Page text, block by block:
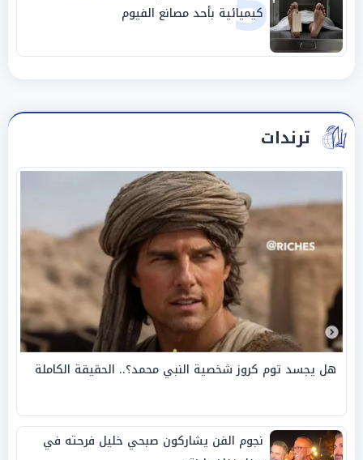
كيميائية بأحد مصانع الفيوم
ترندات
هل يجسد توم كروز شخصية النبي محمد؟.. الحقيقة الكاملة
نجوم الفن يشاركون صبحي خليل فرحته في